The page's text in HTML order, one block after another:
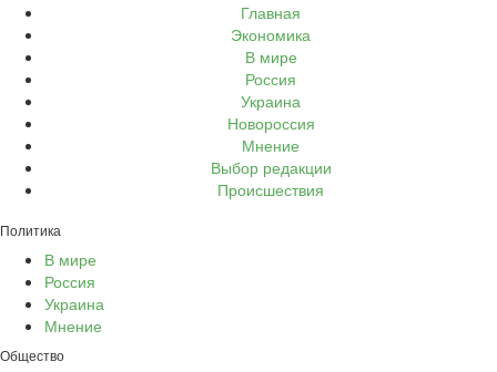
Главная
Экономика
В мире
Россия
Украина
Новороссия
Мнение
Выбор редакции
Происшествия
Политика
В мире
Россия
Украина
Мнение
Общество